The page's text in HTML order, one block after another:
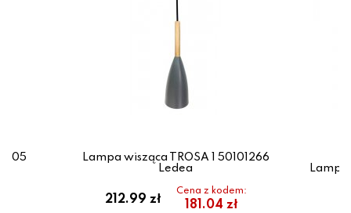
Lampa wisząca TROSA 1 50101266
Ledea
212.99 zł
Cena z kodem:
181.04 zł
Lampa